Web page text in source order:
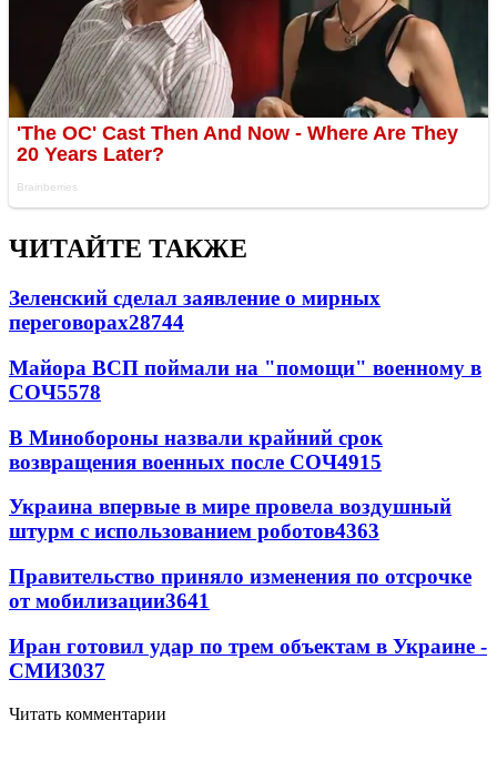
ЧИТАЙТЕ ТАКЖЕ
Зеленский сделал заявление о мирных
переговорах28744
Майора ВСП поймали на "помощи" военному в
СОЧ5578
В Минобороны назвали крайний срок
возвращения военных после СОЧ4915
Украина впервые в мире провела воздушный
штурм с использованием роботов4363
Правительство приняло изменения по отсрочке
от мобилизации3641
Иран готовил удар по трем объектам в Украине -
СМИ3037
Читать комментарии